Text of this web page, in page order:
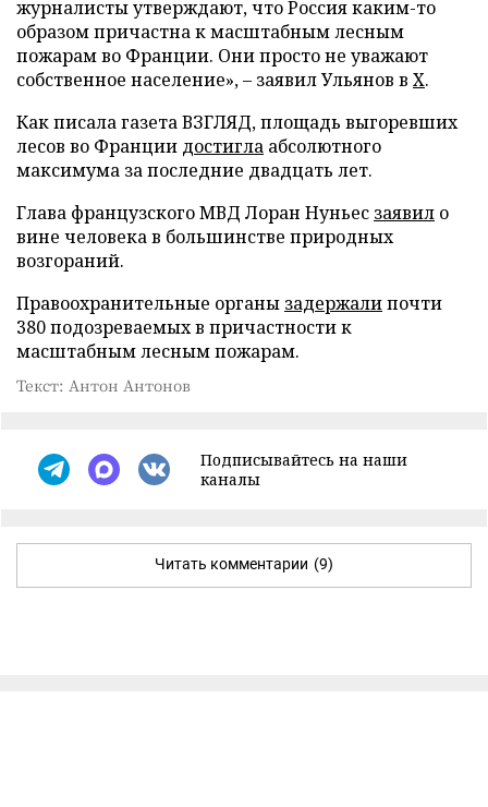
журналисты утверждают, что Россия каким-то
образом причастна к масштабным лесным
пожарам во Франции. Они просто не уважают
собственное население», – заявил Ульянов в X.
Как писала газета ВЗГЛЯД, площадь выгоревших
лесов во Франции достигла абсолютного
максимума за последние двадцать лет.
Глава французского МВД Лоран Нуньес заявил о
вине человека в большинстве природных
возгораний.
Правоохранительные органы задержалипочти
380 подозреваемых в причастности к
масштабным лесным пожарам.
Текст: Антон Антонов
Подписывайтесь на наши
каналы
Читать комментарии (9)